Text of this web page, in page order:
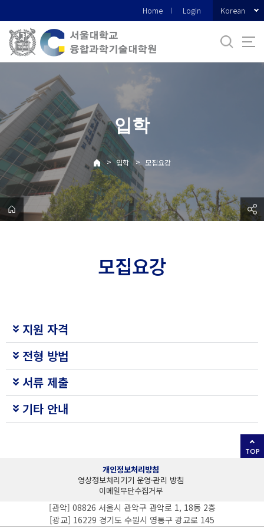
로
메
Home Login Korean
입학
> 입학 > 모집요강
모집요강
지원 자격
전형 방법
서류 제출
기타 안내
TOP
개인정보처리방침
영상정보처리기기 운영·관리 방침
이메일무단수집거부
[관악] 08826 서울시 관악구 관악로 1, 18동 2층
[광교] 16229 경기도 수원시 영통구 광교로 145